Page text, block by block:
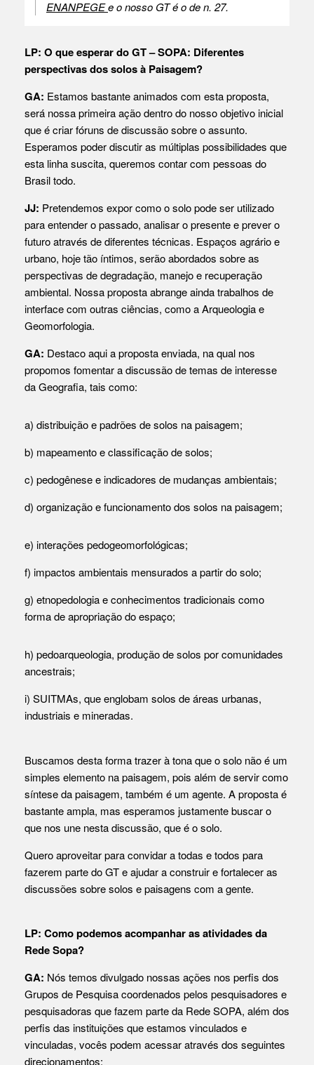
ENANPEGEe o nosso GT é o de n. 27.
LP: O que esperar do GT – SOPA: Diferentes
perspectivas dos solos à Paisagem?
GA: Estamos bastante animados com esta proposta,
será nossa primeira ação dentro do nosso objetivo inicial
que é criar fóruns de discussão sobre o assunto.
Esperamos poder discutir as múltiplas possibilidades que
esta linha suscita, queremos contar com pessoas do
Brasil todo.
JJ: Pretendemos expor como o solo pode ser utilizado
para entender o passado, analisar o presente e prever o
futuro através de diferentes técnicas. Espaços agrário e
urbano, hoje tão íntimos, serão abordados sobre as
perspectivas de degradação, manejo e recuperação
ambiental. Nossa proposta abrange ainda trabalhos de
interface com outras ciências, como a Arqueologia e
Geomorfologia.
GA: Destaco aqui a proposta enviada, na qual nos
propomos fomentar a discussão de temas de interesse
da Geografia, tais como:
a) distribuição e padrões de solos na paisagem;
b) mapeamento e classificação de solos;
c) pedogênese e indicadores de mudanças ambientais;
d) organização e funcionamento dos solos na paisagem;
e) interações pedogeomorfológicas;
f) impactos ambientais mensurados a partir do solo;
g) etnopedologia e conhecimentos tradicionais como
forma de apropriação do espaço;
h) pedoarqueologia, produção de solos por comunidades
ancestrais;
i) SUITMAs, que englobam solos de áreas urbanas,
industriais e mineradas.
Buscamos desta forma trazer à tona que o solo não é um
simples elemento na paisagem, pois além de servir como
síntese da paisagem, também é um agente. A proposta é
bastante ampla, mas esperamos justamente buscar o
que nos une nesta discussão, que é o solo.
Quero aproveitar para convidar a todas e todos para
fazerem parte do GT e ajudar a construir e fortalecer as
discussões sobre solos e paisagens com a gente.
LP: Como podemos acompanhar as atividades da
Rede Sopa?
GA: Nós temos divulgado nossas ações nos perfis dos
Grupos de Pesquisa coordenados pelos pesquisadores e
pesquisadoras que fazem parte da Rede SOPA, além dos
perfis das instituições que estamos vinculados e
vinculadas, vocês podem acessar através dos seguintes
direcionamentos: